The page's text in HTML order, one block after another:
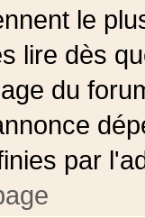
le
lire dès
du
par